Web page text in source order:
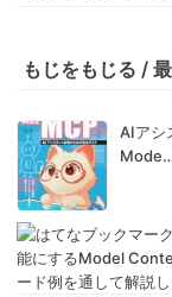
もじをもじる /
AIアシ